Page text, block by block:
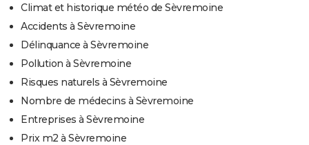
Climat et historique météo de Sèvremoine
Accidents à Sèvremoine
Délinquance à Sèvremoine
Pollution à Sèvremoine
Risques naturels à Sèvremoine
Nombre de médecins à Sèvremoine
Entreprises à Sèvremoine
Prix m2 à Sèvremoine